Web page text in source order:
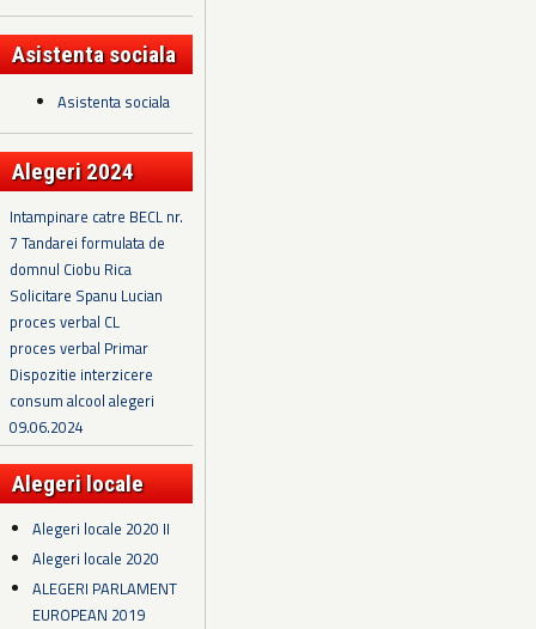
Asistenta sociala
Asistenta sociala
Alegeri 2024
Intampinare catre BECL nr.
7 Tandarei formulata de
domnul Ciobu Rica
Solicitare Spanu Lucian
proces verbal CL
proces verbal Primar
Dispozitie interzicere
consum alcool alegeri
09.06.2024
Alegeri locale
Alegeri locale 2020 II
Alegeri locale 2020
ALEGERI PARLAMENT
EUROPEAN 2019